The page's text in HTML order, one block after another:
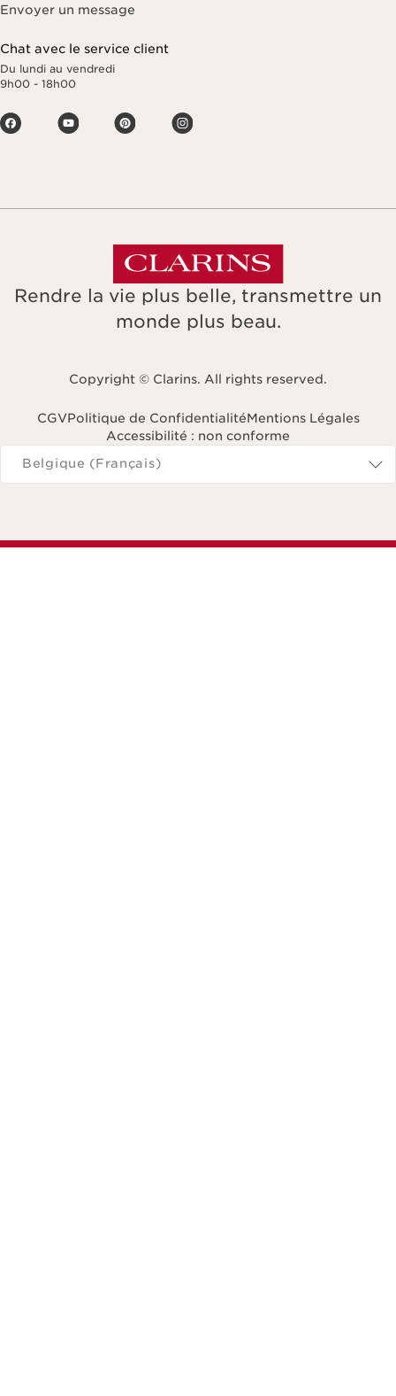
Envoyer un message
Chat avec le service client
Du lundi au vendredi
9h00 - 18h00
Rendre la vie plus belle, transmettre un
monde plus beau.
Copyright © Clarins. All rights reserved.
CGVPolitique de ConfidentialitéMentions Légales
Accessibilité : non conforme
Naviguer vers
Belgique (Français)